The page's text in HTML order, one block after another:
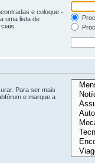
e coloque -
uma lista de
Para ser mais
e marque a